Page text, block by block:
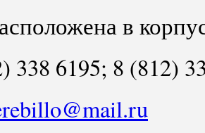
в
338 6195; 8 (812)